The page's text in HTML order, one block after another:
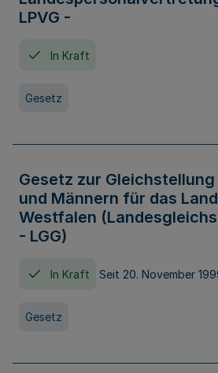
LPVG -
In Kraft
Gesetz
Gesetz zur Gleichstellung
und Männern für das
Westfalen
- LGG)
In Kraft Seit 20. November
Gesetz